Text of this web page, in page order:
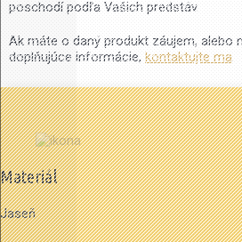
poschodí podľa Vašich predstáv.
Ak máte o daný produkt záujem, alebo
doplňujúce informácie, kontaktujte ma.
Materiál
Jaseň